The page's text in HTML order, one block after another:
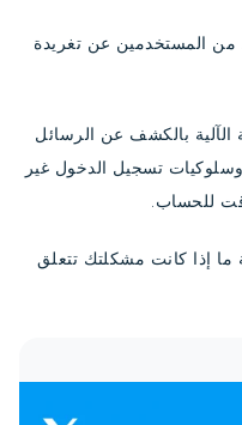
من المستخدمين عن تغريدة
الآلية بالكشف عن الرسائل
تسجيل الدخول غير
للحساب.
إذا كانت مشكلتك تتعلق